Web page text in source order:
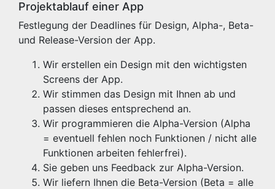
Projektablauf einer App
Festlegung der Deadlines für Design, Alpha-, Beta-
und Release-Version der App.
Wir erstellen ein Design mit den wichtigsten
Screens der App.
Wir stimmen das Design mit Ihnen ab und
passen dieses entsprechend an.
Wir programmieren die Alpha-Version (Alpha
= eventuell fehlen noch Funktionen / nicht alle
Funktionen arbeiten fehlerfrei).
Sie geben uns Feedback zur Alpha-Version.
Wir liefern Ihnen die Beta-Version (Beta = alle